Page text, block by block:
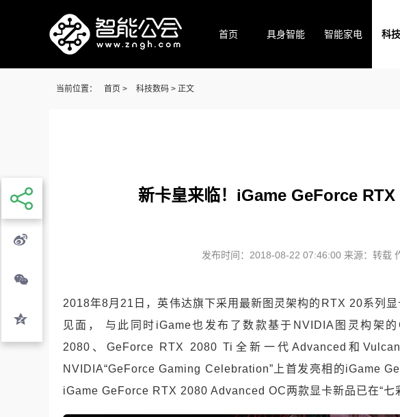
首页 具身智能 智能家电 科
当前位置： 首页 > 科技数码 > 正文
新卡皇来临！iGame GeForce
发布时间：2018-08-22 07:46:00 来源：转载
2018年8月21日，英伟达旗下采用最新图灵架构的RTX 20系列显
见面， 与此同时iGame也发布了数款基于NVIDIA图灵构架
2080、GeForce RTX 2080 Ti全新一代Advanced和
NVIDIA“GeForce Gaming Celebration”上首发亮相的iGame
iGame GeForce RTX 2080 Advanced OC两款显卡新品已在“七